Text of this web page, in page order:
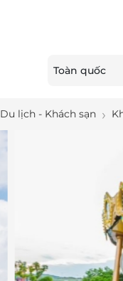
Toàn quốc
Du lịch - Khách sạn